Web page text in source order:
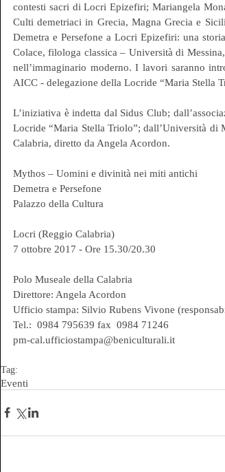
contesti sacri di Locri Epizefiri; Mariangela
Culti demetriaci in Grecia, Magna Grecia e
Demetra e Persefone a Locri Epizefiri: una
Colace, filologa classica – Università di
nell’immaginario moderno. I lavori saranno
AICC - delegazione della Locride “Maria Stella
L’iniziativa è indetta dal Sidus Club;
Locride “Maria Stella Triolo”; dall’Università di
Calabria, diretto da Angela Acordon.
Mythos – Uomini e divinità nei miti antichi
Demetra e Persefone
Palazzo della Cultura
Locri (Reggio Calabria)
7 ottobre 2017 - Ore 15.30/20.30
Polo Museale della Calabria
Direttore: Angela Acordon
Ufficio stampa: Silvio Rubens Vivone
Tel.:  0984 795639 fax  0984 71246
pm-cal.ufficiostampa@beniculturali.it
Tag:
Eventi